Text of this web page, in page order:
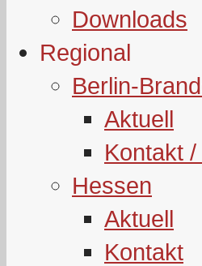
Downloads
Regional
Berlin-
Aktuell
Kontakt
Hessen
Aktuell
Kontakt